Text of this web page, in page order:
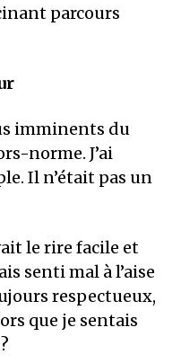
parcours
imminents du
norme. J’ai
Il n’était pas un
le rire facile et
senti mal à l’aise
respectueux,
que je sentais